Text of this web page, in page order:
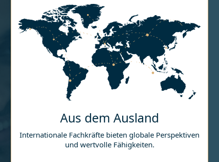
Aus dem Ausland
Internationale Fachkräfte bieten globale Perspektiven
und wertvolle Fähigkeiten.